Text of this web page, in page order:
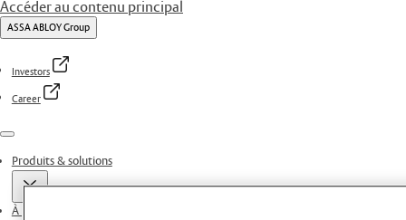
Accéder au contenu principal
ASSA ABLOY Group
Investors
Career
Menu
Produits & solutions
À propos de nous